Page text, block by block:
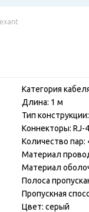
Категория
Длина: 1 м
Тип
Коннекторы: RJ-
Количество пар:
Материал
Материал
Полоса
Пропускная
Цвет: серый